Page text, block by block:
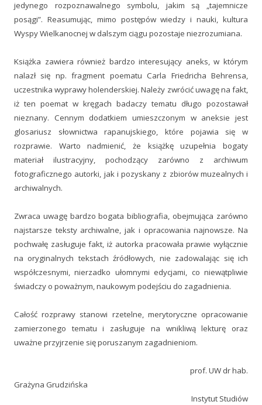
jedynego rozpoznawalnego symbolu, jakim są „tajemnicze
posągi”. Reasumując, mimo postępów wiedzy i nauki, kultura
Wyspy Wielkanocnej w dalszym ciągu pozostaje niezrozumiana.
Książka zawiera również bardzo interesujący aneks, w którym
nalazł się np. fragment poematu Carla Friedricha Behrensa,
uczestnika wyprawy holenderskiej. Należy zwrócić uwagę na fakt,
iż ten poemat w kręgach badaczy tematu długo pozostawał
nieznany. Cennym dodatkiem umieszczonym w aneksie jest
glosariusz słownictwa rapanujskiego, które pojawia się w
rozprawie. Warto nadmienić, że książkę uzupełnia bogaty
materiał ilustracyjny, pochodzący zarówno z archiwum
fotograficznego autorki, jak i pozyskany z zbiorów muzealnych i
archiwalnych.
Zwraca uwagę bardzo bogata bibliografia, obejmująca zarówno
najstarsze teksty archiwalne, jak i opracowania najnowsze. Na
pochwałę zasługuje fakt, iż autorka pracowała prawie wyłącznie
na oryginalnych tekstach źródłowych, nie zadowalając się ich
współczesnymi, nierzadko ułomnymi edycjami, co niewątpliwie
świadczy o poważnym, naukowym podejściu do zagadnienia.
Całość rozprawy stanowi rzetelne, merytoryczne opracowanie
zamierzonego tematu i zasługuje na wnikliwą lekturę oraz
uważne przyjrzenie się poruszanym zagadnieniom.
prof. UW dr hab.
Grażyna Grudzińska
Instytut Studiów